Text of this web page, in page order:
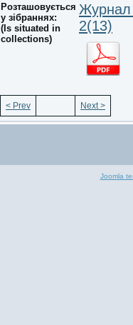
Розташовується
у зібраннях:
(Is situated in
collections)
Журнал
2(13)
< Prev Next >
Joomla